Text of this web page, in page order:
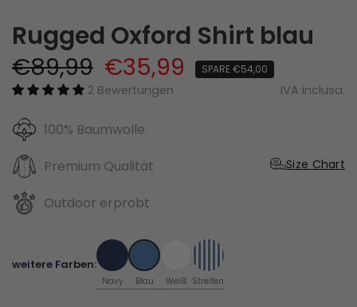
Rugged Oxford Shirt blau
€89,99 €35,99 SPARE €54,00
2 Bewertungen IVA inclusa.
100% Baumwolle
Premium Qualität
Outdoor erprobt
Size Chart
weitere Farben:
Navy Blau Weiß Streifen